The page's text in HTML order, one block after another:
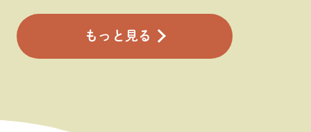
もっと見る